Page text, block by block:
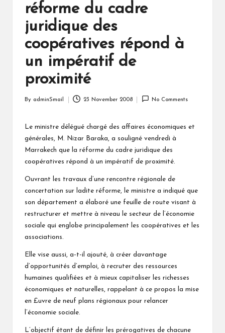
réforme du cadre
juridique des
coopératives répond à
un impératif de
proximité
By adminSmail 23 November 2008 No Comments
Le ministre délégué chargé des affaires économiques et
générales, M. Nizar Baraka, a souligné vendredi à
Marrakech que la réforme du cadre juridique des
coopératives répond à un impératif de proximité.
Ouvrant les travaux d’une rencontre régionale de
concertation sur ladite réforme, le ministre a indiqué que
son département a élaboré une feuille de route visant à
restructurer et mettre à niveau le secteur de l’économie
sociale qui englobe principalement les coopératives et les
associations.
Elle vise aussi, a-t-il ajouté, à créer davantage
d’opportunités d’emploi, à recruter des ressources
humaines qualifiées et à mieux capitaliser les richesses
économiques et naturelles, rappelant à ce propos la mise
en £uvre de neuf plans régionaux pour relancer
l’économie sociale.
L’objectif étant de définir les prérogatives de chacune